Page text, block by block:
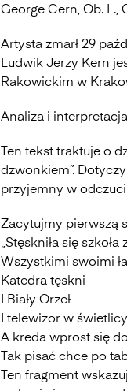
George Cern, Ob. L.,
Artysta zmarł 29
Ludwik Jerzy Kern
Rakowickim w
Analiza i
Ten tekst traktuje o
dzwonkiem”.
przyjemny w
Zacytujmy pierwszą
„Stęskniła się szkoła
Wszystkimi swoimi
Katedra tęskni
I Biały Orzeł
I telewizor w
A kreda wprost się
Tak pisać chce po
Ten fragment